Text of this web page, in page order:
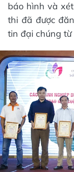
báo hình và
thi đã được
tin đại chúng